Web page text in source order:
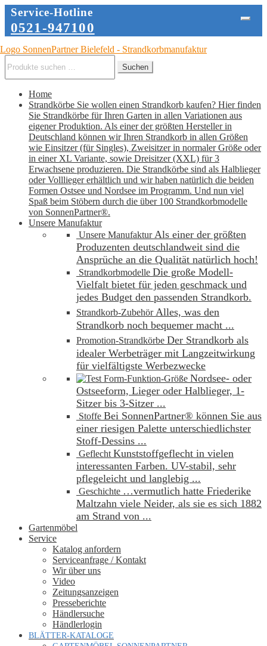
Service-Hotline
0521-947100
Zur
springen
Zum
springen
nach:
Suchen
Home
Strandkörbe Sie wollen einen Strandkorb kaufen? Hier finden
Sie Strandkörbe für Ihren Garten in allen Variationen aus
eigener Produktion. Als einer der größten Hersteller in
Deutschland können wir Ihren Strandkorb in allen Größen
wie Einsitzer (für Singles), Zweisitzer in normaler Größe oder
in einer XL Variante, sowie Dreisitzer (XXL) für 3
Erwachsene produzieren. Die Strandkörbe sind als Halblieger
oder Volllieger erhältlich und wir haben natürlich die beiden
Formen Ostsee und Nordsee im Programm. Und nun viel
Spaß beim Stöbern durch die über 100 Strandkorbmodelle
von SonnenPartner®.
Unsere Manufaktur
Unsere Manufaktur Als einer der größten
Produzenten deutschlandweit sind die
Ansprüche an die Qualität natürlich hoch!
Strandkorbmodelle Die große Modell-
Vielfalt bietet für jeden geschmack und
jedes Budget den passenden Strandkorb.
Strandkorb-Zubehör Alles, was den
Strandkorb noch bequemer macht ...
Promotion-Strandkörbe Der Strandkorb als
idealer Werbeträger mit Langzeitwirkung
für vielfältigste Werbezwecke
Form-Funktion-Größe Nordsee- oder
Ostseeform, Lieger oder Halblieger, 1-
Sitzer bis 3-Sitzer ...
Stoffe Bei SonnenPartner® können Sie aus
einer riesigen Palette unterschiedlichster
Stoff-Dessins ...
Geflecht Kunststoffgeflecht in vielen
interessanten Farben. UV-stabil, sehr
pflegeleicht und langlebig ...
Geschichte …vermutlich hatte Friederike
Maltzahn viele Neider, als sie es sich 1882
am Strand von ...
Gartenmöbel
Service
Katalog anfordern
Serviceanfrage / Kontakt
Wir über uns
Video
Zeitungsanzeigen
Presseberichte
Händlersuche
Händlerlogin
BLÄTTER-KATALOGE